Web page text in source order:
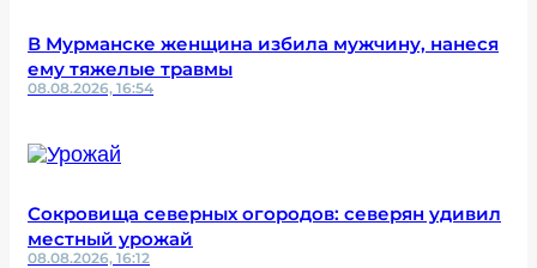
В Мурманске женщина избила мужчину, нанеся
ему тяжелые травмы
08.08.2026, 16:54
Сокровища северных огородов: северян удивил
местный урожай
08.08.2026, 16:12